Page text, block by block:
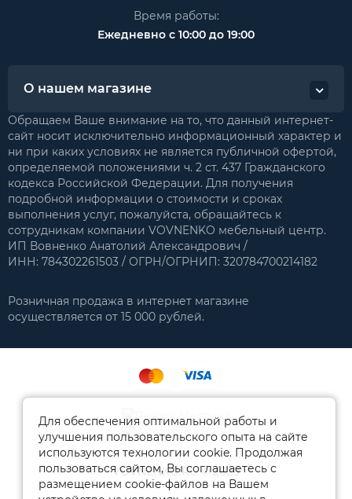
Время работы:
Ежедневно с 10:00 до 19:00
О нашем магазине
Обращаем Ваше внимание на то, что данный интернет-
сайт носит исключительно информационный характер и
ни при каких условиях не является публичной офертой,
определяемой положениями ч. 2 ст. 437 Гражданского
кодекса Российской Федерации. Для получения
подробной информации о стоимости и сроках
выполнения услуг, пожалуйста, обращайтесь к
сотрудникам компании VOVNENKO мебельный центр.
ИП Вовненко Анатолий Александрович /
ИНН: 784302261503 / ОГРН/ОГРНИП: 320784700214182
Розничная продажа в интернет магазине
осуществляется от 15 000 рублей.
VOVNENKO.RU © 2026
Для обеспечения оптимальной работы и
улучшения пользовательского опыта на сайте
используются технологии cookie. Продолжая
пользоваться сайтом, Вы соглашаетесь с
размещением cookie-файлов на Вашем